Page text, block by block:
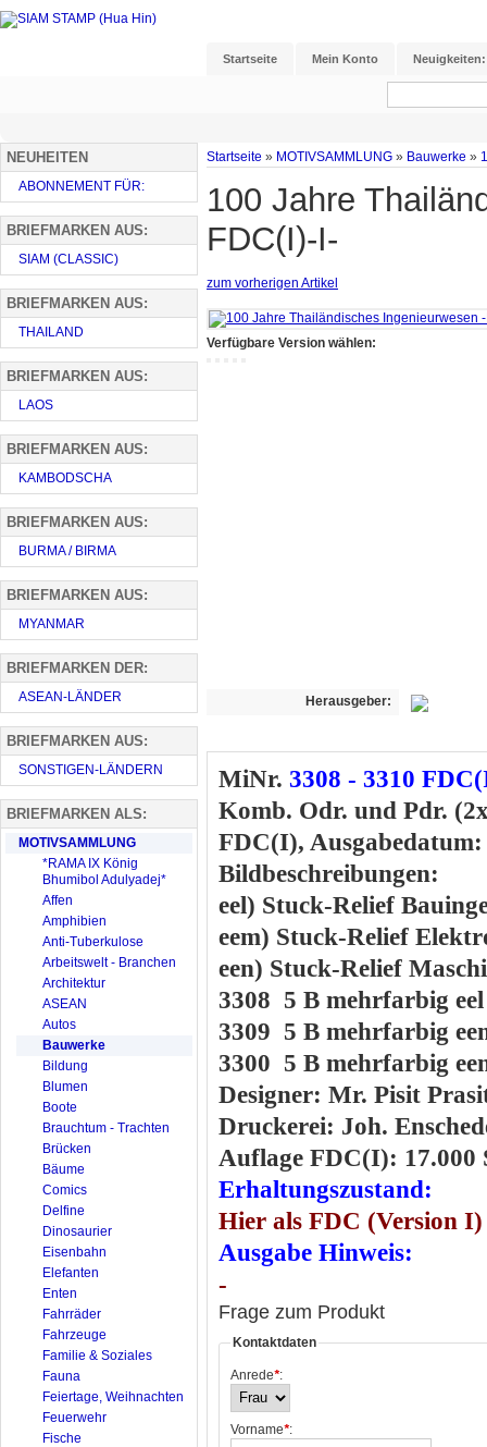
Startseite Mein Konto Neuigkeiten:
Startseite » MOTIVSAMMLUNG » Bauwerke »
100 Jahre
FDC(I)-I-
zum vorherigen Artikel
Verfügbare Version wählen:
Herausgeber:
MiNr. 3308 - 3310
Komb. Odr. und Pdr.
FDC(I), Ausgabedatum:
Bildbeschreibungen:
eel) Stuck-Relief
eem) Stuck-Relief
een) Stuck-Relief
3308 5 B mehrfarbig eel
3309 5 B mehrfarbig
3300 5 B mehrfarbig
Designer: Mr. Pisit
Druckerei: Joh.
Auflage FDC(I): 17.000
Erhaltungszustand:
Hier als FDC (Version
Ausgabe Hinweis:
-
Frage zum Produkt
Kontaktdaten
Anrede*:
Vorname*:
NEUHEITEN
ABONNEMENT FÜR:
BRIEFMARKEN AUS:
SIAM (CLASSIC)
BRIEFMARKEN AUS:
THAILAND
BRIEFMARKEN AUS:
LAOS
BRIEFMARKEN AUS:
KAMBODSCHA
BRIEFMARKEN AUS:
BURMA / BIRMA
BRIEFMARKEN AUS:
MYANMAR
BRIEFMARKEN DER:
ASEAN-LÄNDER
BRIEFMARKEN AUS:
SONSTIGEN-LÄNDERN
BRIEFMARKEN ALS:
MOTIVSAMMLUNG
*RAMA IX König
Bhumibol Adulyadej*
Affen
Amphibien
Anti-Tuberkulose
Arbeitswelt - Branchen
Architektur
ASEAN
Autos
Bauwerke
Bildung
Blumen
Boote
Brauchtum - Trachten
Brücken
Bäume
Comics
Delfine
Dinosaurier
Eisenbahn
Elefanten
Enten
Fahrräder
Fahrzeuge
Familie & Soziales
Fauna
Feiertage, Weihnachten
Feuerwehr
Fische